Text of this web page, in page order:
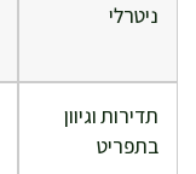
ניטרלי
תדירות וגיוון
בתפריט